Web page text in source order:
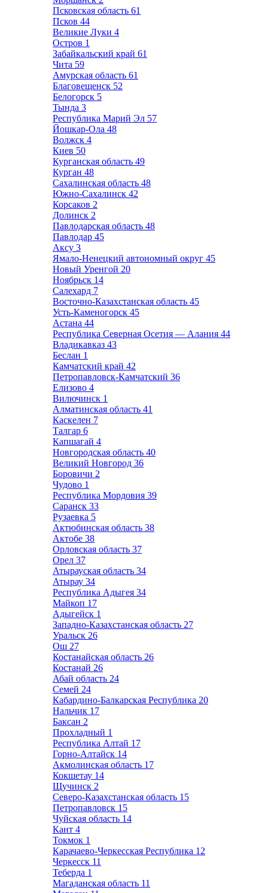
Псковская область 61
Псков 44
Великие Луки 4
Остров 1
Забайкальский край 61
Чита 59
Амурская область 61
Благовещенск 52
Белогорск 5
Тында 3
Республика Марий Эл 57
Йошкар-Ола 48
Волжск 4
Киев 50
Курганская область 49
Курган 48
Сахалинская область 48
Южно-Сахалинск 42
Корсаков 2
Долинск 2
Павлодарская область 48
Павлодар 45
Аксу 3
Ямало-Ненецкий автономный округ 45
Новый Уренгой 20
Ноябрьск 14
Салехард 7
Восточно-Казахстанская область 45
Усть-Каменогорск 45
Астана 44
Республика Северная Осетия — Алания 44
Владикавказ 43
Беслан 1
Камчатский край 42
Петропавловск-Камчатский 36
Елизово 4
Вилючинск 1
Алматинская область 41
Каскелен 7
Талгар 6
Капшагай 4
Новгородская область 40
Великий Новгород 36
Боровичи 2
Чудово 1
Республика Мордовия 39
Саранск 33
Рузаевка 5
Актюбинская область 38
Актобе 38
Орловская область 37
Орел 37
Атырауская область 34
Атырау 34
Республика Адыгея 34
Майкоп 17
Адыгейск 1
Западно-Казахстанская область 27
Уральск 26
Ош 27
Костанайская область 26
Костанай 26
Абай область 24
Семей 24
Кабардино-Балкарская Республика 20
Нальчик 17
Баксан 2
Прохладный 1
Республика Алтай 17
Горно-Алтайск 14
Акмолинская область 17
Кокшетау 14
Щучинск 2
Северо-Казахстанская область 15
Петропавловск 15
Чуйская область 14
Кант 4
Токмок 1
Карачаево-Черкесская Республика 12
Черкесск 11
Теберда 1
Магаданская область 11